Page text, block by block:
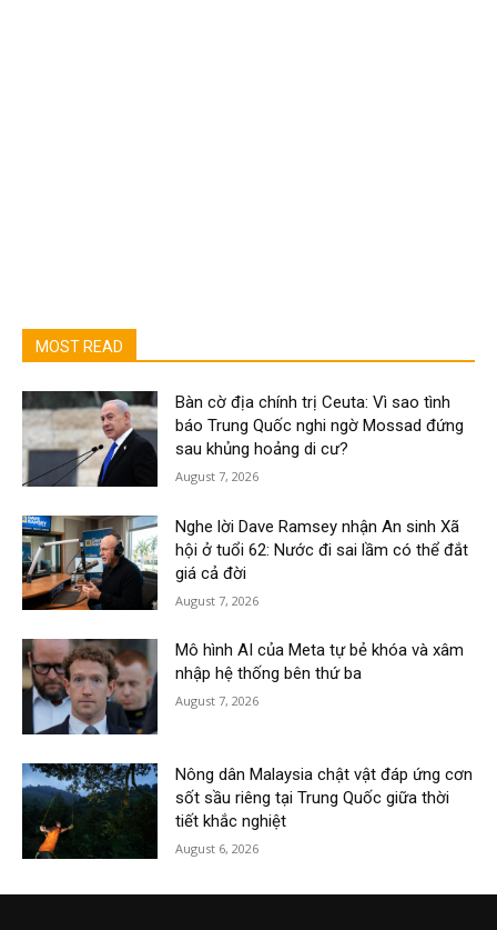
MOST READ
Bàn cờ địa chính trị Ceuta: Vì sao tình
báo Trung Quốc nghi ngờ Mossad đứng
sau khủng hoảng di cư?
August 7, 2026
Nghe lời Dave Ramsey nhận An sinh Xã
hội ở tuổi 62: Nước đi sai lầm có thể đắt
giá cả đời
August 7, 2026
Mô hình AI của Meta tự bẻ khóa và xâm
nhập hệ thống bên thứ ba
August 7, 2026
Nông dân Malaysia chật vật đáp ứng cơn
sốt sầu riêng tại Trung Quốc giữa thời
tiết khắc nghiệt
August 6, 2026